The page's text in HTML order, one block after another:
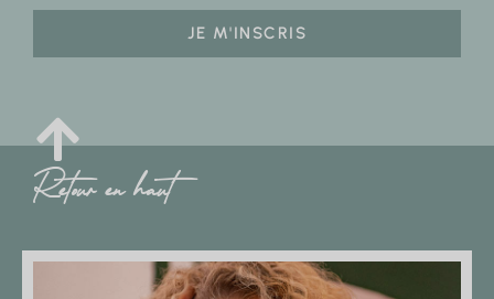
JE M'INSCRIS
Retour en haut